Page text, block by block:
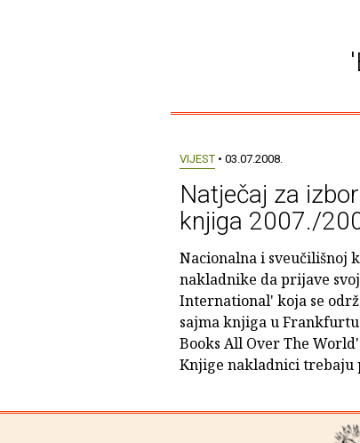
VIJEST• 03.07.2008.
Natječaj za
knjiga 2007./
Nacionalna i sveučilišnoj
nakladnike da prijave
International' koja se
sajma knjiga u
Books All Over The
Knjige nakladnici trebaju